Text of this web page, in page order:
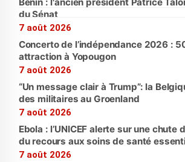
du Sénat
7 août 2026
Concerto de l’indépendance 2026 :
attraction à Yopougon
7 août 2026
“Un message clair à Trump”: la
des militaires au Groenland
7 août 2026
Ebola : l’UNICEF alerte sur une chute
du recours aux soins de santé
7 août 2026